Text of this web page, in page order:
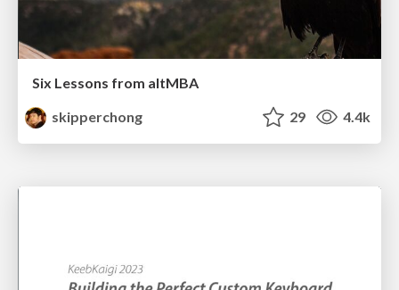
Six Lessons from altMBA
skipperchong
29 4.4k